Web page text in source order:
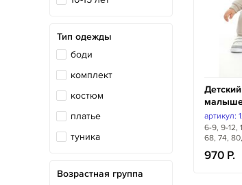
Тип одежды
боди
комплект
костюм
платье
туника
Возрастная группа
артикул:
6-9, 9-12,
68, 74,
970